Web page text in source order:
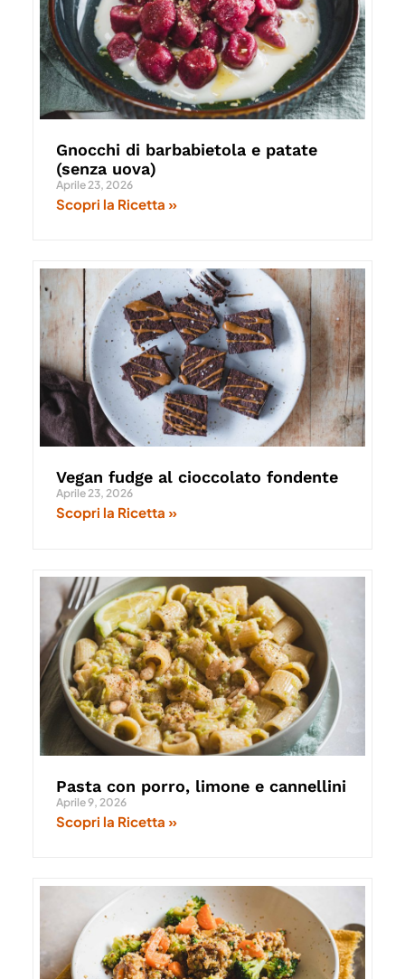
Gnocchi di barbabietola e patate
(senza uova)
Aprile 23, 2026
Scopri la Ricetta »
Vegan fudge al cioccolato fondente
Aprile 23, 2026
Scopri la Ricetta »
Pasta con porro, limone e cannellini
Aprile 9, 2026
Scopri la Ricetta »